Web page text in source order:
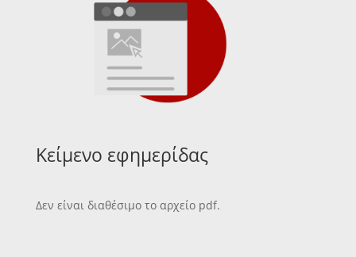
Κείμενο εφημερίδας
Δεν είναι διαθέσιμο το αρχείο pdf.